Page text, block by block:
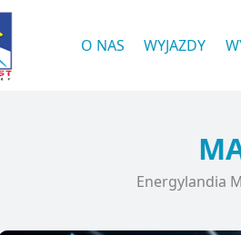
O NAS WYJAZDY
Energylandia